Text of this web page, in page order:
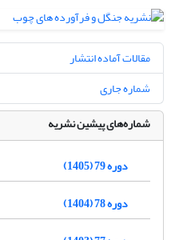
مقالات آماده انتشار
شماره جاری
شماره‌های پیشین نشریه
دوره 79 (1405)
دوره 78 (1404)